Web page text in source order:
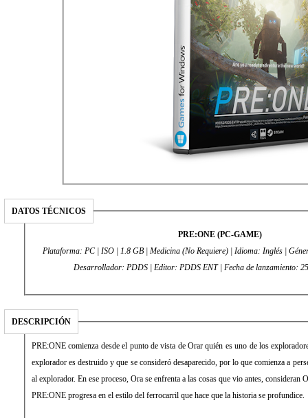
DATOS TÉCNICOS
PRE:ONE (PC-GAME)
Plataforma: PC | ISO | 1.8 GB | Medicina (No Requiere) | Idioma: Inglés | Género: Acción, Aventura, Indie |
Desarrollador: PDDS | Editor: PDDS ENT | Fecha de
DESCRIPCIÓN
PRE:ONE comienza desde el punto de vista de Orar quién es uno de los
explorador es destruido y que se consideró desaparecido, por lo que comienza a
al explorador. En ese proceso, Ora se enfrenta a las cosas que vio antes, consideran
PRE:ONE progresa en el estilo del ferrocarril que hace que la historia se profundice.